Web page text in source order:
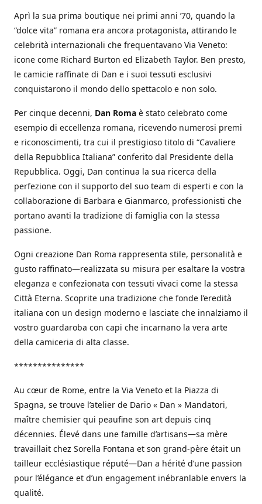
Aprì la sua prima boutique nei primi anni ’70, quando la
“dolce vita” romana era ancora protagonista, attirando le
celebrità internazionali che frequentavano Via Veneto:
icone come Richard Burton ed Elizabeth Taylor. Ben presto,
le camicie raffinate di Dan e i suoi tessuti esclusivi
conquistarono il mondo dello spettacolo e non solo.
Per cinque decenni, Dan Roma è stato celebrato come
esempio di eccellenza romana, ricevendo numerosi premi
e riconoscimenti, tra cui il prestigioso titolo di “Cavaliere
della Repubblica Italiana” conferito dal Presidente della
Repubblica. Oggi, Dan continua la sua ricerca della
perfezione con il supporto del suo team di esperti e con la
collaborazione di Barbara e Gianmarco, professionisti che
portano avanti la tradizione di famiglia con la stessa
passione.
Ogni creazione Dan Roma rappresenta stile, personalità e
gusto raffinato—realizzata su misura per esaltare la vostra
eleganza e confezionata con tessuti vivaci come la stessa
Città Eterna. Scoprite una tradizione che fonde l’eredità
italiana con un design moderno e lasciate che innalziamo il
vostro guardaroba con capi che incarnano la vera arte
della camiceria di alta classe.
***************
Au cœur de Rome, entre la Via Veneto et la Piazza di
Spagna, se trouve l’atelier de Dario « Dan » Mandatori,
maître chemisier qui peaufine son art depuis cinq
décennies. Élevé dans une famille d’artisans—sa mère
travaillait chez Sorella Fontana et son grand-père était un
tailleur ecclésiastique réputé—Dan a hérité d’une passion
pour l’élégance et d’un engagement inébranlable envers la
qualité.